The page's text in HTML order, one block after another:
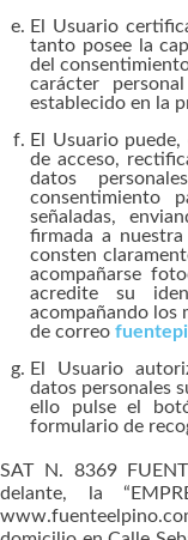
El Usuario
tanto posee la
del
carácter
establecido en la
El Usuario
de acceso,
datos
consentimiento
señaladas,
firmada a
consten
acompañarse
acredite su
acompañando los
de correo
El Usuario
datos personales
ello pulse el
formulario de
SAT N. 8369
delante, la